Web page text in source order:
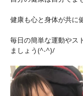
健康も心と身体が共に
毎日の簡単な運動やス
ましょう(^-^)/